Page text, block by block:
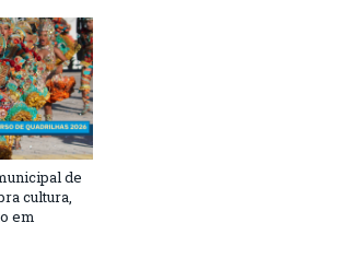
de
cultura,
em